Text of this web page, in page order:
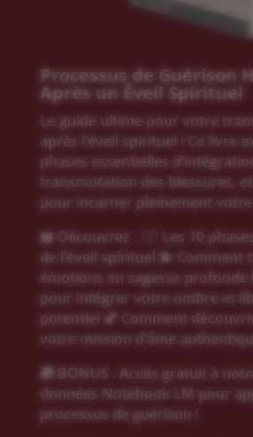
Processus de Guérison
Après un Éveil Spirituel
Le guide ultime pour votre
après l’éveil spirituel ! Ce livre
phases essentielles
transmutation des blessures,
pour incarner pleinement votre
📖 Découvrez : 🧘‍♂️ Les 10
de l’éveil spirituel 💫 Comment
émotions en sagesse profonde
pour intégrer votre ombre et
potentiel 🌠 Comment
votre mission d’âme
🎁 BONUS : Accès gratuit à
données Notebook LM pour
processus de guérison !